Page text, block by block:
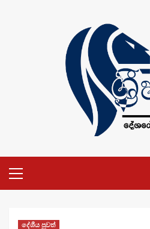
Menu
දේශීය පුවත්